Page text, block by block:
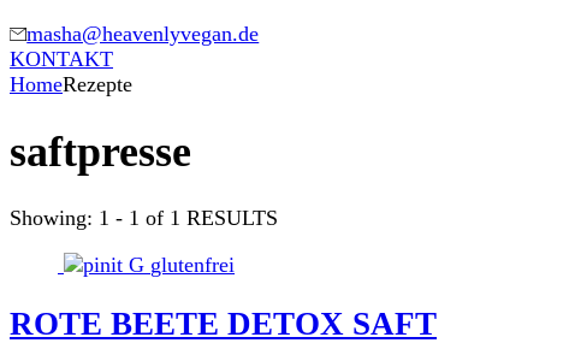
masha@heavenlyvegan.de
KONTAKT
HomeRezepte
saftpresse
Showing: 1 - 1 of 1 RESULTS
G glutenfrei
ROTE BEETE DETOX SAFT